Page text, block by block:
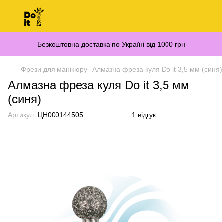
Безкоштовна доставка по Україні від 1000 грн
Фрези для манікюру Алмазна фреза куля Do it 3,5 мм (синя)
Алмазна фреза куля Do it 3,5 мм
(синя)
Артикул: ЦН000144505 1 відгук